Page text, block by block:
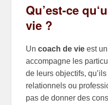
Qu’est-ce qu
vie ?
Uncoach de vieest
accompagne les
de leurs objectifs,
relationnels ou
pas de donner des